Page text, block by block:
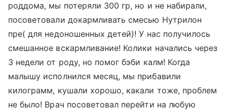
роддома, мы потеряли 300 гр, но и не набирали,
посоветовали докармливать смесью Нутрилон
пре( для недоношенных детей)! У нас получилось
смешанное вскармливание! Колики начались через
3 недели от роду, но помог бэби калм! Когда
малышу исполнился месяц, мы прибавили
килограмм, кушали хорошо, какали тоже, проблем
не было! Врач посоветовал перейти на любую